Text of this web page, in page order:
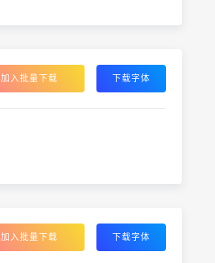
加入批量下载 下载字体
加入批量下载 下载字体